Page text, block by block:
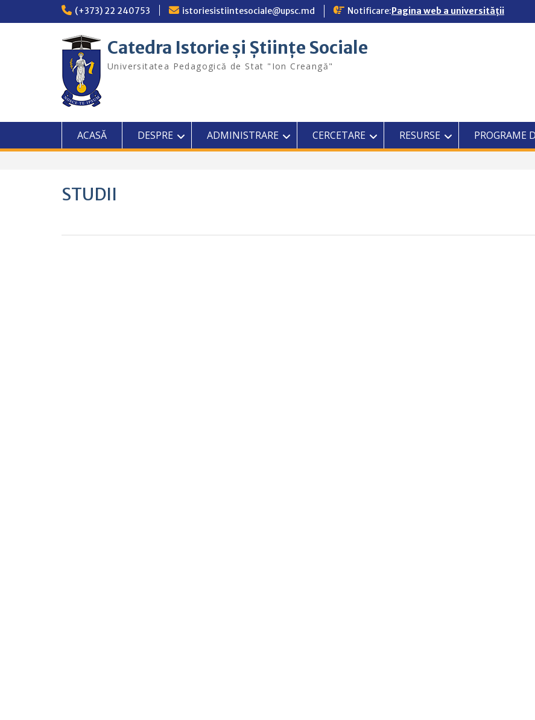
(+373) 22 240753 istoriesistiintesociale@upsc.md Notificare:Pagina web a universității
Catedra Istorie și Științe Sociale
Universitatea Pedagogică de Stat "Ion Creangă"
ACASĂ DESPRE ADMINISTRARE CERCETARE RESURSE PROGRAME
STUDII